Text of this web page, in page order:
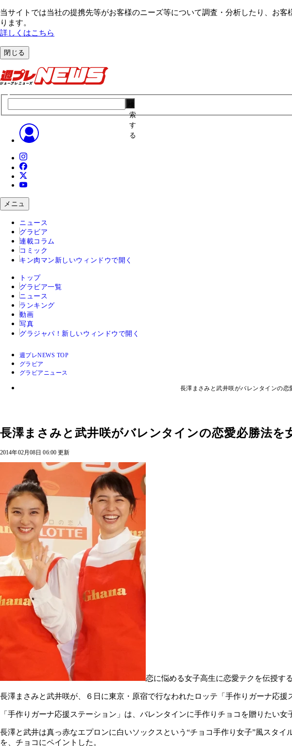
当サイトでは当社の提携先等がお客様のニーズ等について調査・分析したり、お
ります。
詳しくはこちら
閉じる
索
す
る
メニュ
ニュース
グラビア
連載コラム
コミック
キン肉マン 新しいウィンドウで開く
トップ
グラビア一覧
ニュース
ランキング
動画
写真
グラジャパ！ 新しいウィンドウで開く
週プレNEWS TOP
グラビア
グラビアニュース
長澤まさみと武井咲がバレンタインの恋
長澤まさみと武井咲がバレンタインの恋愛必勝法を
2014年02月08日 06:00 更新
恋に悩める女子高生に恋愛テクを伝授す
長澤まさみと武井咲が、６日に東京・原宿で行なわれたロッテ「手作りガーナ応援
「手作りガーナ応援ステーション」は、バレンタインに手作りチョコを贈りたい
長澤と武井は真っ赤なエプロンに白いソックスという“チョコ手作り女子”風スタ
を、チョコにペイントした。